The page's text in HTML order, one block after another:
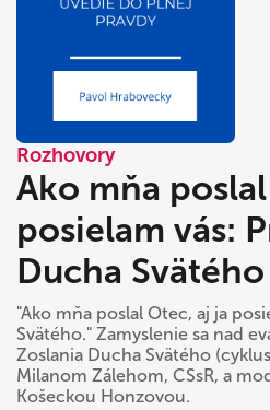
Rozhovory
Ako mňa
posielam vás:
Ducha Svätého
"Ako mňa poslal Otec, aj ja
Svätého." Zamyslenie sa nad
Zoslania Ducha Svätého
Milanom Zálehom, CSsR, a
Košeckou Honzovou.